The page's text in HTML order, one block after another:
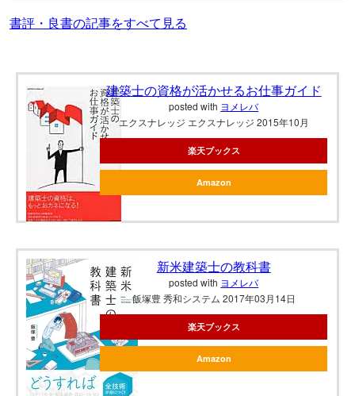
書評・良書の記事をすべて見る
建築士の資格が活かせるお仕事ガイド
posted with ヨメレバ
エクスナレッジ エクスナレッジ 2015年10月
楽天ブックス
Amazon
新米建築士の教科書
posted with ヨメレバ
飯塚豊 秀和システム 2017年03月14日
楽天ブックス
Amazon